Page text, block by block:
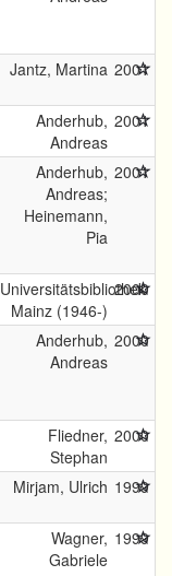
Jantz, Martina 2001
Anderhub,
Andreas
2001
Anderhub,
Andreas;
Heinemann,
Pia
2001
Universitätsbibliothek
Mainz (1946-)
2000
Anderhub,
Andreas
2000
Fliedner,
Stephan
2000
Mirjam, Ulrich 1999
Wagner,
Gabriele
1999